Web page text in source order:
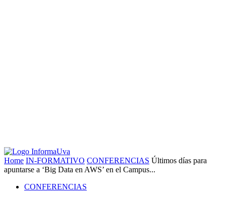
Home IN-FORMATIVO CONFERENCIAS Últimos días para
apuntarse a ‘Big Data en AWS’ en el Campus...
CONFERENCIAS